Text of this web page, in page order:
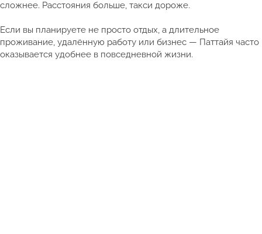
сложнее. Расстояния больше, такси дороже.
Если вы планируете не просто отдых, а длительное
проживание, удалённую работу или бизнес — Паттайя часто
оказывается удобнее в повседневной жизни.